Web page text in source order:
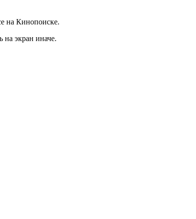
на Кинопоиске.
на экран иначе.